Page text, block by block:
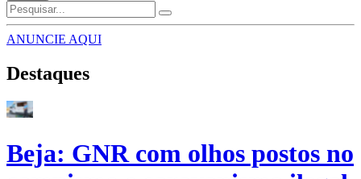
ANUNCIE AQUI
Destaques
Beja: GNR com olhos postos no